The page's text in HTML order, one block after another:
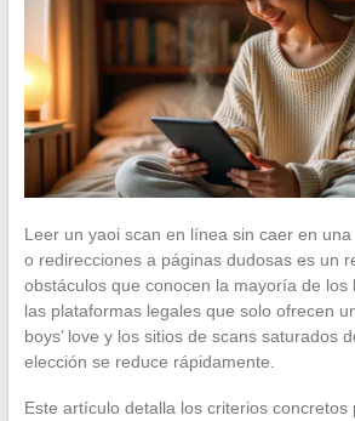
Leer un yaoi scan en línea sin caer en
o redirecciones a páginas dudosas es un
obstáculos que conocen la mayoría de los
las plataformas legales que solo ofrecen
boys’ love y los sitios de scans saturados
elección se reduce rápidamente.
Este artículo detalla los criterios concretos